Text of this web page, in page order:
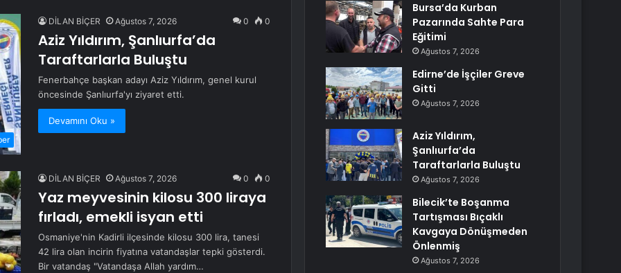
DİLAN BİÇER Ağustos 7, 2026 0 0
Aziz Yıldırım, Şanlıurfa’da
Taraftarlarla Buluştu
Fenerbahçe başkan adayı Aziz Yıldırım, genel kurul
öncesinde Şanlıurfa'yı ziyaret etti.
Devamını Oku »
DİLAN BİÇER Ağustos 7, 2026 0 0
Yaz meyvesinin kilosu 300 liraya
fırladı, emekli isyan etti
Osmaniye'nin Kadirli ilçesinde kilosu 300 lira, tanesi
42 lira olan incirin fiyatına vatandaşlar tepki gösterdi.
Bir vatandaş "Vatandaşa Allah yardım…
Bursa’da Kurban
Pazarında Sahte Para
Eğitimi
Ağustos 7, 2026
Edirne’de İşçiler Greve
Gitti
Ağustos 7, 2026
Aziz Yıldırım,
Şanlıurfa’da
Taraftarlarla Buluştu
Ağustos 7, 2026
Bilecik’te Boşanma
Tartışması Bıçaklı
Kavgaya Dönüşmeden
Önlenmiş
Ağustos 7, 2026